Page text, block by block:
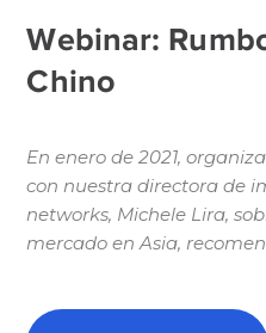
Webinar:
Chino
En enero de 2021,
con nuestra directora de
networks, Michele Lira,
mercado en Asia,